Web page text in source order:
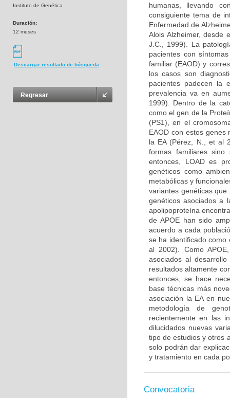
Instituto de Genética
Duración:
12 meses
Descargar resultado de búsqueda
Regresar
humanas, llevando
consiguiente tema de
Enfermedad de
Alois Alzheimer, desde
J.C., 1999). La
pacientes con
familiar (EAOD) y
los casos son
pacientes padecen la
prevalencia va en
1999). Dentro de la
como el gen de la
(PS1), en el
EAOD con estos
la EA (Pérez, N., et al
formas familiares sino
entonces, LOAD es
genéticos como
metabólicas y
variantes genéticas
genéticos asociados a
apolipoproteína
de APOE han sido
acuerdo a cada
se ha identificado como
al 2002). Como
asociados al
resultados altamente
entonces, se hace
base técnicas más
asociación la EA en
metodología de
recientemente en las
dilucidados nuevas
tipo de estudios y otros
solo podrán dar
y tratamiento en cada
Convocatoria